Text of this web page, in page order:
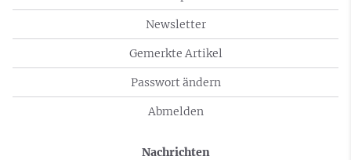
Newsletter
Gemerkte Artikel
Passwort ändern
Abmelden
Nachrichten